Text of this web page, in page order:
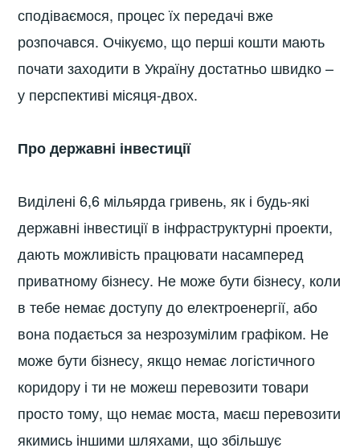
сподіваємося, процес їх передачі вже
розпочався. Очікуємо, що перші кошти мають
почати заходити в Україну достатньо швидко –
у перспективі місяця-двох.
Про державні інвестиції
Виділені 6,6 мільярда гривень, як і будь-які
державні інвестиції в інфраструктурні проекти,
дають можливість працювати насамперед
приватному бізнесу. Не може бути бізнесу, коли
в тебе немає доступу до електроенергії, або
вона подається за незрозумілим графіком. Не
може бути бізнесу, якщо немає логістичного
коридору і ти не можеш перевозити товари
просто тому, що немає моста, маєш перевозити
якимись іншими шляхами, що збільшує